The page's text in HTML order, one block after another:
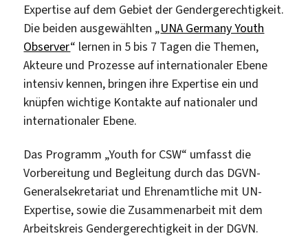
Expertise auf dem Gebiet der Gendergerechtigkeit.
Die beiden ausgewählten „UNA Germany Youth
Observer“ lernen in 5 bis 7 Tagen die Themen,
Akteure und Prozesse auf internationaler Ebene
intensiv kennen, bringen ihre Expertise ein und
knüpfen wichtige Kontakte auf nationaler und
internationaler Ebene.
Das Programm „Youth for CSW“ umfasst die
Vorbereitung und Begleitung durch das DGVN-
Generalsekretariat und Ehrenamtliche mit UN-
Expertise, sowie die Zusammenarbeit mit dem
Arbeitskreis Gendergerechtigkeit in der DGVN.